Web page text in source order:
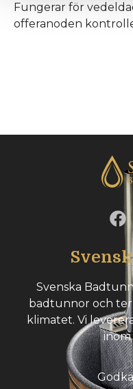
Fungerar för
offeranoden
Svenska
badtunnor och
klimatet. Vi
inom